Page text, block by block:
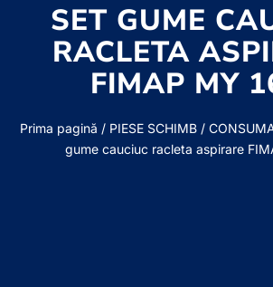
SET GUME
RACLETA
FIMAP MY
Prima pagină / PIESE SCHIMB /
gume cauciuc racleta aspirare